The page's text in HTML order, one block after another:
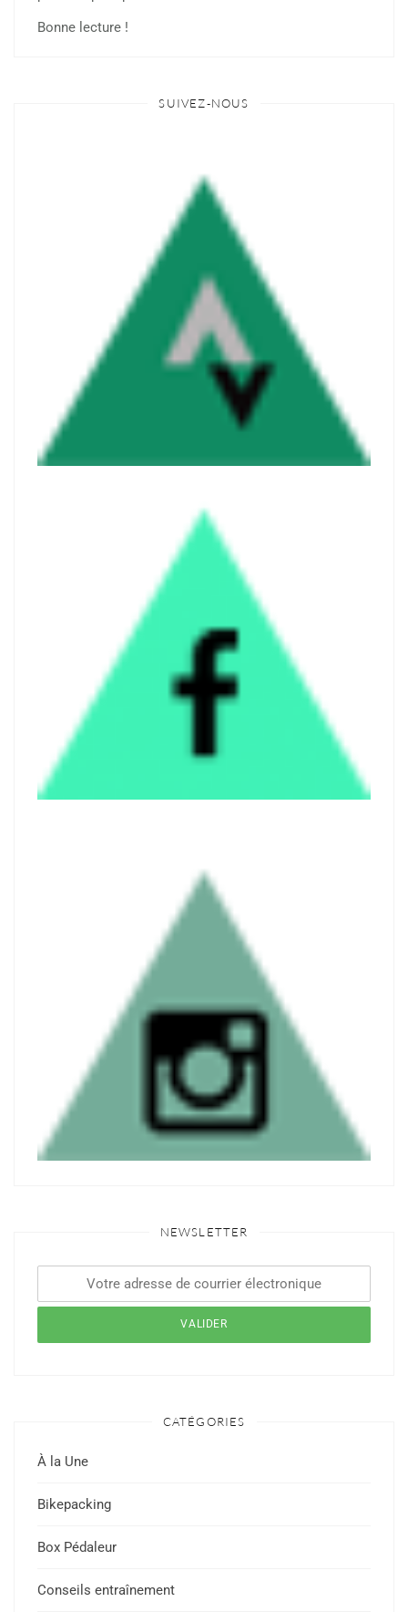
Bonne lecture !
SUIVEZ-NOUS
NEWSLETTER
CATÉGORIES
À la Une
Bikepacking
Box Pédaleur
Conseils entraînement